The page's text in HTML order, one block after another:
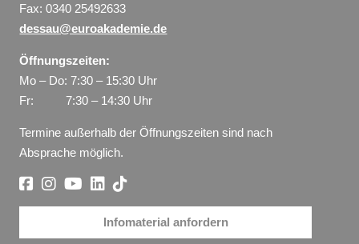
Fax: 0340 25492633
dessau@euroakademie.de
Öffnungszeiten:
Mo – Do: 7:30 – 15:30 Uhr
Fr: 7:30 – 14:30 Uhr
Termine außerhalb der Öffnungszeiten sind nach
Absprache möglich.
Infomaterial anfordern